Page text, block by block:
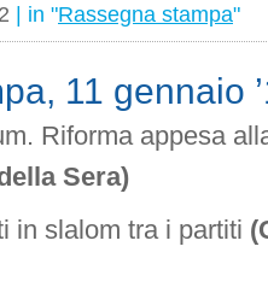
| in "Rassegna stampa"
11 gennaio
Riforma appesa
Sera)
in slalom tra i partiti